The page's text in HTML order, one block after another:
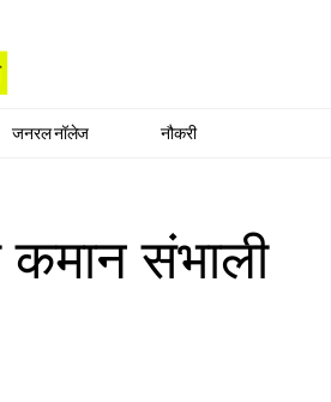
जनरल नॉलेज नौकरी
संभाली